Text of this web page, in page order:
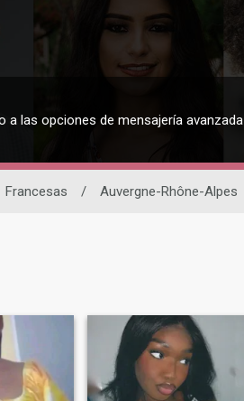
a las opciones de mensajería avanzada
Francesas / Auvergne-Rhône-Alpes